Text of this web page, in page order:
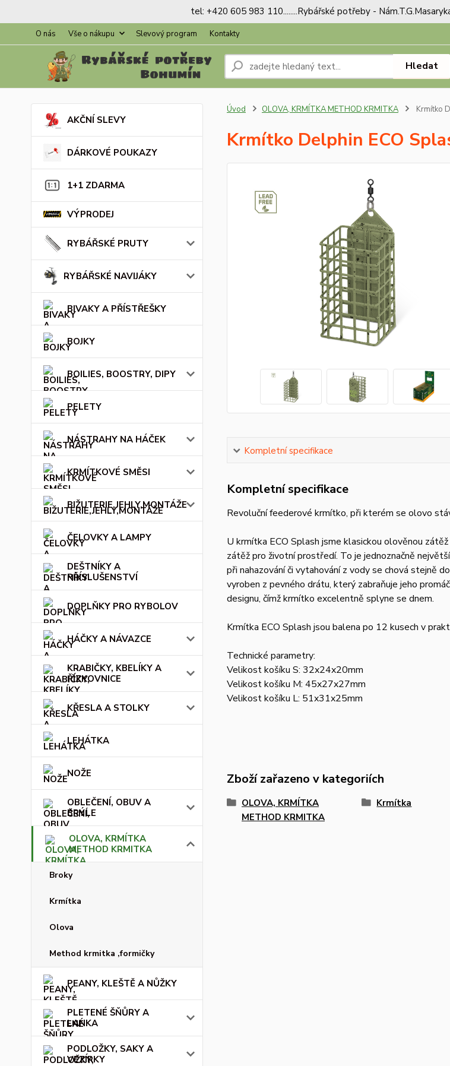
tel: +420 605 983 110........Rybářské potřeby -
O nás Vše o nákupu Slevový program Kontakty
Hledat
AKČNÍ SLEVY
DÁRKOVÉ POUKAZY
1+1 ZDARMA
VÝPRODEJ
RYBÁŘSKÉ PRUTY
RYBÁŘSKÉ NAVIJÁKY
BIVAKY A PŘÍSTŘEŠKY
BOJKY
BOILIES, BOOSTRY, DIPY
PELETY
NÁSTRAHY NA HÁČEK
KRMÍTKOVÉ SMĚSI
BIŽUTERIE,JEHLY,MONTÁŽE
ČELOVKY A LAMPY
DEŠTNÍKY A
PŘÍSLUŠENSTVÍ
DOPLŇKY PRO RYBOLOV
HÁČKY A NÁVAZCE
KRABIČKY, KBELÍKY A
ŘÍZKOVNICE
KŘESLA A STOLKY
LEHÁTKA
NOŽE
OBLEČENÍ, OBUV A
BRÝLE
OLOVA, KRMÍTKA
METHOD KRMITKA
Broky
Krmítka
Olova
Method krmitka ,formičky
PEANY, KLEŠTĚ A NŮŽKY
PLETENÉ ŠŇŮRY A
LANKA
PODLOŽKY, SAKY A
VEZÍRKY
Úvod OLOVA, KRMÍTKA METHOD KRMITKA Krmítko
Krmítko Delphin ECO
Kompletní specifikace
Kompletní specifikace
Revoluční feederové krmítko, při kterém se olovo
U krmítka ECO Splash jsme klasickou olověnou
zátěž pro životní prostředí. To je jednoznačně
při nahazování či vytahování z vody se chová stejně
vyroben z pevného drátu, který zabraňuje jeho
designu, čímž krmítko excelentně splyne se dnem.
Krmítka ECO Splash jsou balena po 12 kusech v
Technické parametry:
Velikost košíku S: 32x24x20mm
Velikost košíku M: 45x27x27mm
Velikost košíku L: 51x31x25mm
Zboží zařazeno v kategoriích
OLOVA, KRMÍTKA
METHOD KRMITKA
Krmítka